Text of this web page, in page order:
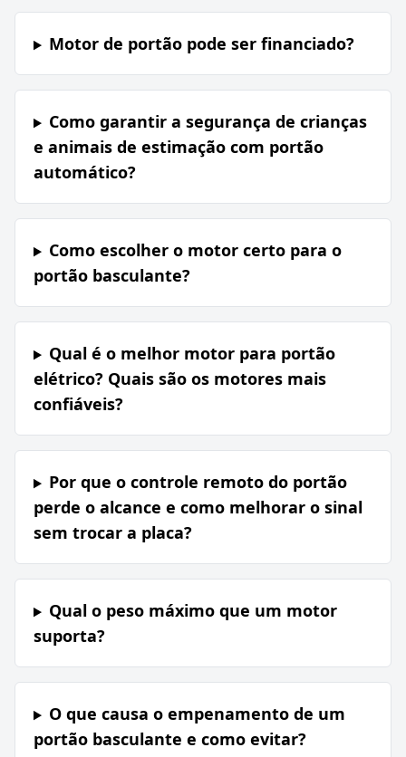
Motor de portão pode ser financiado?
Como garantir a segurança de crianças
e animais de estimação com portão
automático?
Como escolher o motor certo para o
portão basculante?
Qual é o melhor motor para portão
elétrico? Quais são os motores mais
confiáveis?
Por que o controle remoto do portão
perde o alcance e como melhorar o sinal
sem trocar a placa?
Qual o peso máximo que um motor
suporta?
O que causa o empenamento de um
portão basculante e como evitar?